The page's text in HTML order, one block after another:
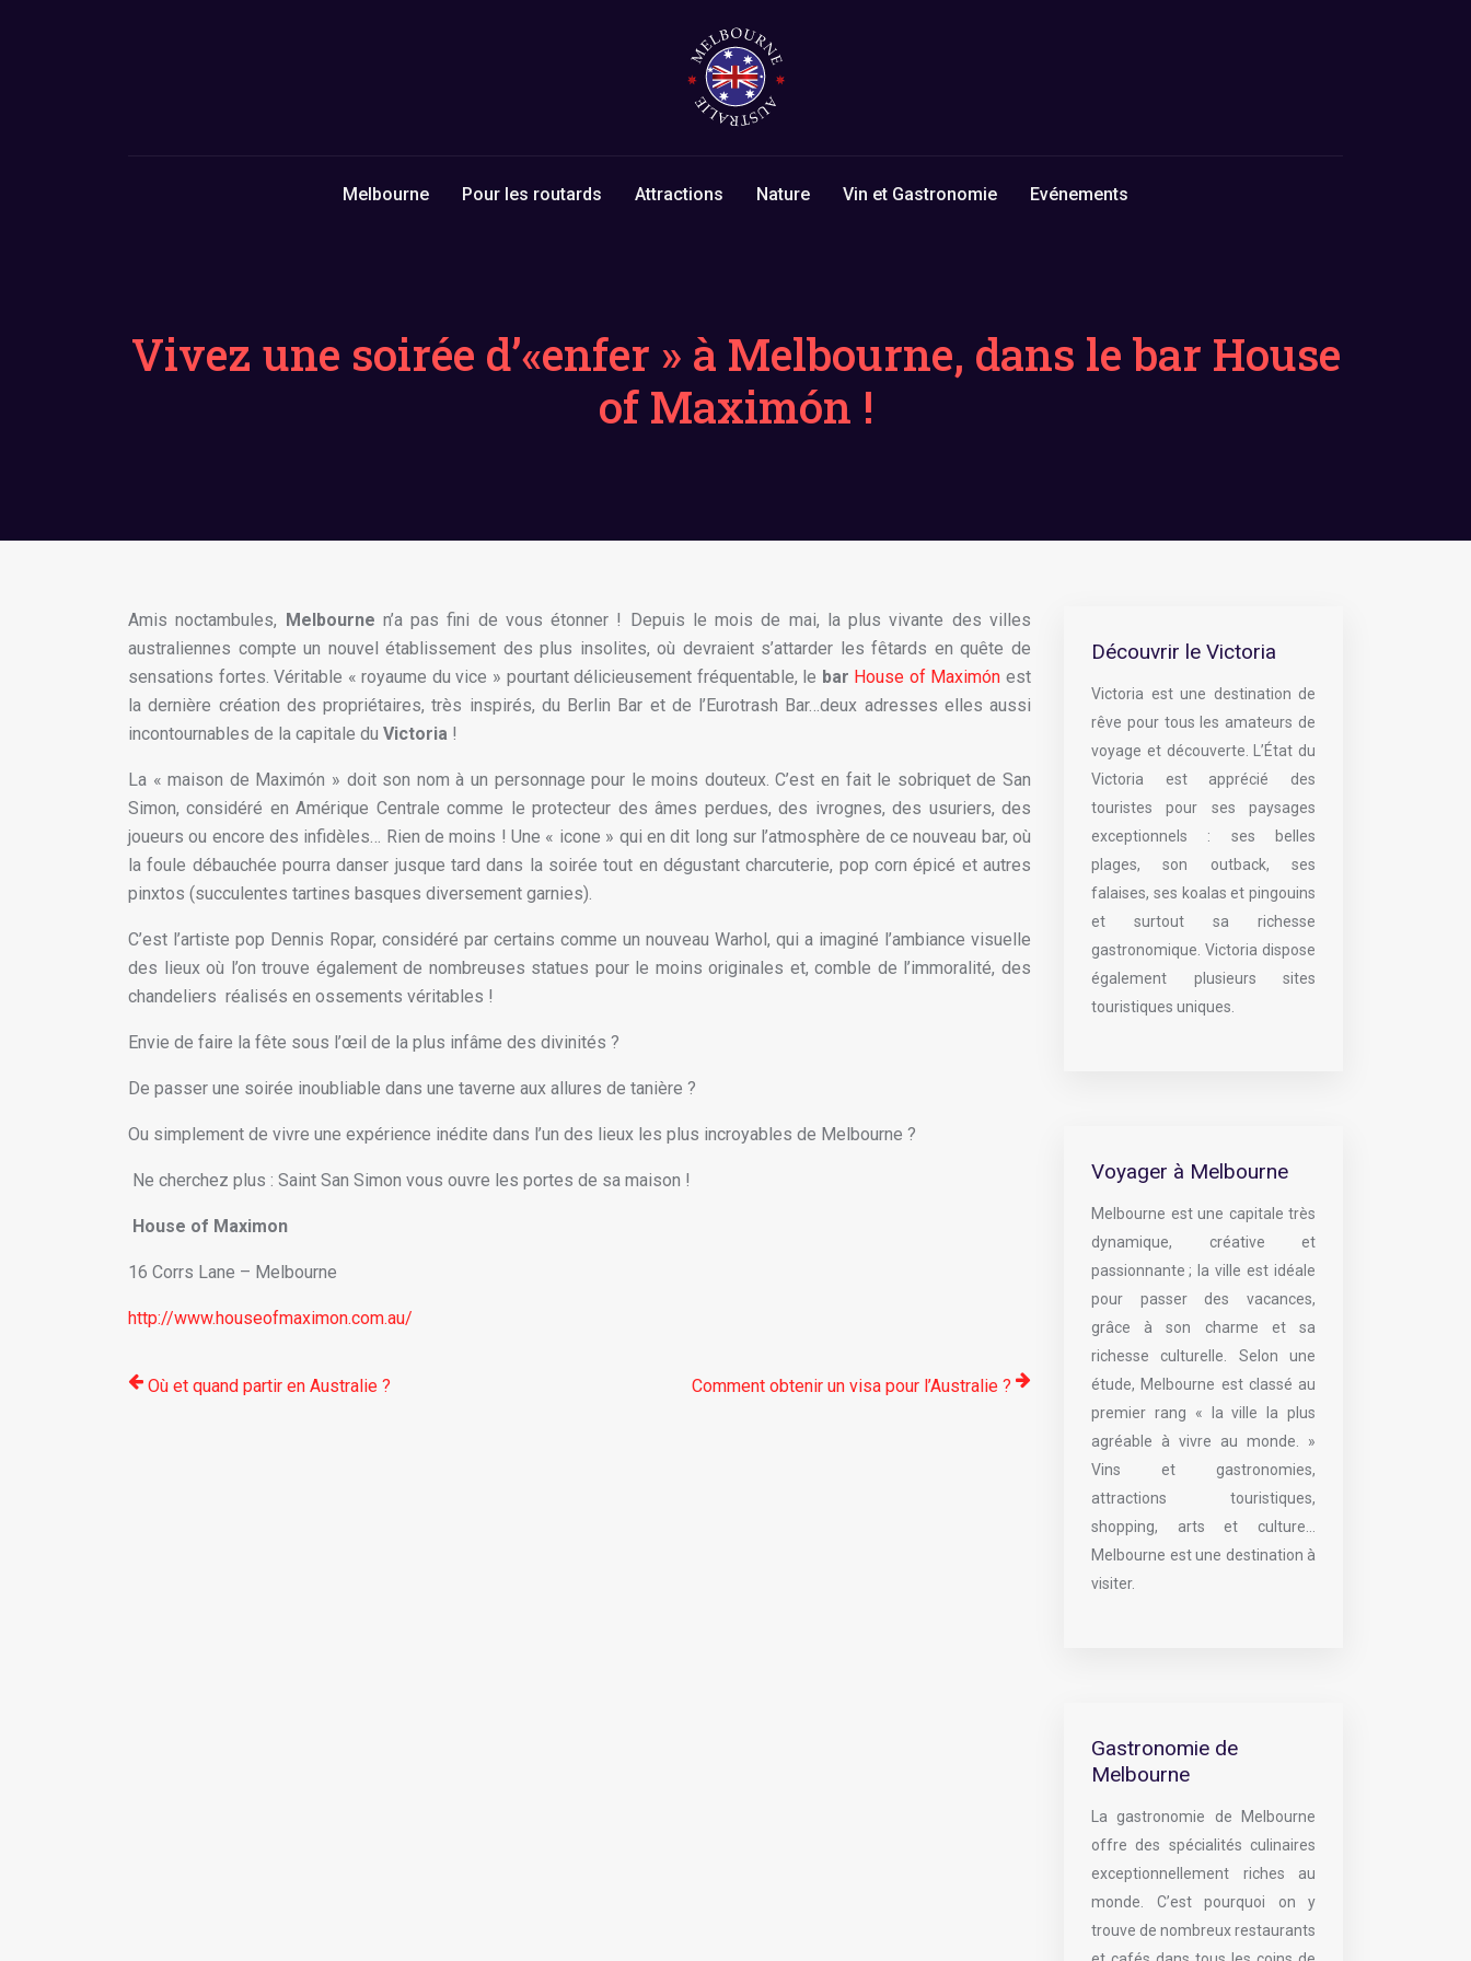
Melbourne Pour les routards Attractions Nature Vin et Gastronomie Evénements
Vivez une soirée d’«enfer » à Melbourne, dans le bar House
of Maximón !
Amis noctambules, Melbourne n’a pas fini de vous étonner ! Depuis le mois de mai, la plus vivante des villes
australiennes compte un nouvel établissement des plus insolites, où devraient s’attarder les fêtards en quête de
sensations fortes. Véritable « royaume du vice » pourtant délicieusement fréquentable, le bar House of Maximón est
la dernière création des propriétaires, très inspirés, du Berlin Bar et de l’Eurotrash Bar…deux adresses elles aussi
incontournables de la capitale du Victoria !
La « maison de Maximón » doit son nom à un personnage pour le moins douteux. C’est en fait le sobriquet de San
Simon, considéré en Amérique Centrale comme le protecteur des âmes perdues, des ivrognes, des usuriers, des
joueurs ou encore des infidèles… Rien de moins ! Une « icone » qui en dit long sur l’atmosphère de ce nouveau bar, où
la foule débauchée pourra danser jusque tard dans la soirée tout en dégustant charcuterie, pop corn épicé et autres
pinxtos (succulentes tartines basques diversement garnies).
C’est l’artiste pop Dennis Ropar, considéré par certains comme un nouveau Warhol, qui a imaginé l’ambiance visuelle
des lieux où l’on trouve également de nombreuses statues pour le moins originales et, comble de l’immoralité, des
chandeliers réalisés en ossements véritables !
Envie de faire la fête sous l’œil de la plus infâme des divinités ?
De passer une soirée inoubliable dans une taverne aux allures de tanière ?
Ou simplement de vivre une expérience inédite dans l’un des lieux les plus incroyables de Melbourne ?
Ne cherchez plus : Saint San Simon vous ouvre les portes de sa maison !
House of Maximon
16 Corrs Lane – Melbourne
http://www.houseofmaximon.com.au/
Où et quand partir en Australie ? Comment obtenir un visa pour l’Australie ?
Découvrir le Victoria
Victoria est une destination de
rêve pour tous les amateurs de
voyage et découverte. L’État du
Victoria est apprécié des
touristes pour ses paysages
exceptionnels : ses belles
plages, son outback, ses
falaises, ses koalas et pingouins
et surtout sa richesse
gastronomique. Victoria dispose
également plusieurs sites
touristiques uniques.
Voyager à Melbourne
Melbourne est une capitale très
dynamique, créative et
passionnante ; la ville est idéale
pour passer des vacances,
grâce à son charme et sa
richesse culturelle. Selon une
étude, Melbourne est classé au
premier rang « la ville la plus
agréable à vivre au monde. »
Vins et gastronomies,
attractions touristiques,
shopping, arts et culture…
Melbourne est une destination à
visiter.
Gastronomie de
Melbourne
La gastronomie de Melbourne
offre des spécialités culinaires
exceptionnellement riches au
monde. C’est pourquoi on y
trouve de nombreux restaurants